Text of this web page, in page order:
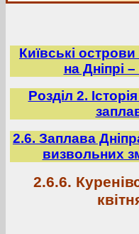
Київські
на Дніпрі
Розділ 2.
2.6. Заплава
визвольних
2.6.6.